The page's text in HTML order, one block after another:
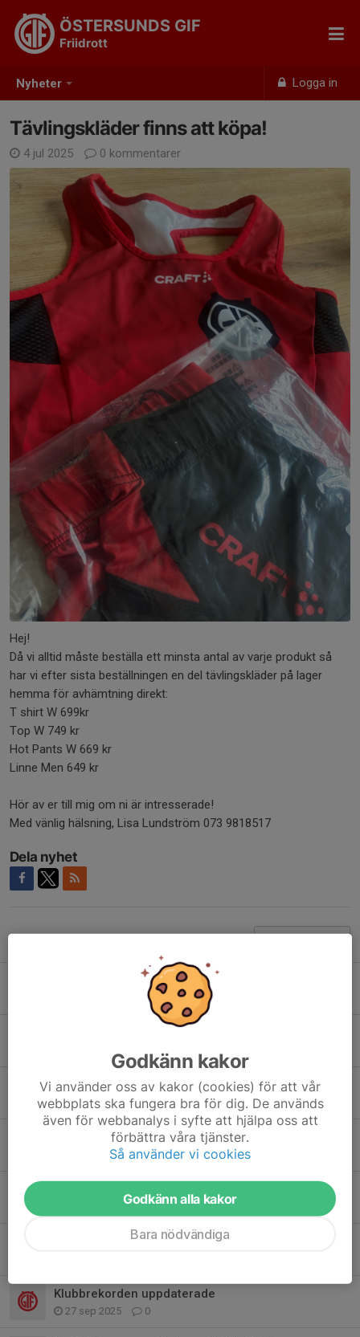
Nyheter Logga in
ÖSTERSUNDS GIF
Friidrott
Tävlingskläder finns att köpa!
4 jul 2025 0 kommentarer
Hej!
Då vi alltid måste beställa ett minsta antal av varje produkt så
har vi efter sista beställningen en del tävlingskläder på lager
hemma för avhämtning direkt:
T shirt W 699kr
Top W 749 kr
Hot Pants W 669 kr
Linne Men 649 kr
Hör av er till mig om ni är intresserade!
Med vänlig hälsning, Lisa Lundström 073 9818517
Dela nyhet
Tidigare nyheter
Norrlandsmästerskapen 2026
0
Anmälan öppen till sommarens friidrottskola
27 apr, 21:12 0
27 apr, 15:40 0
0
Information från ÖGIF dagen okt 2025
Klubbrekorden uppdaterade
27 sep 2025 0
Godkänn kakor
Vi använder oss av kakor (cookies) för att vår
webbplats ska fungera bra för dig. De används
även för webbanalys i syfte att hjälpa oss att
förbättra våra tjänster.
Så använder vi cookies
Godkänn alla kakor
Bara nödvändiga